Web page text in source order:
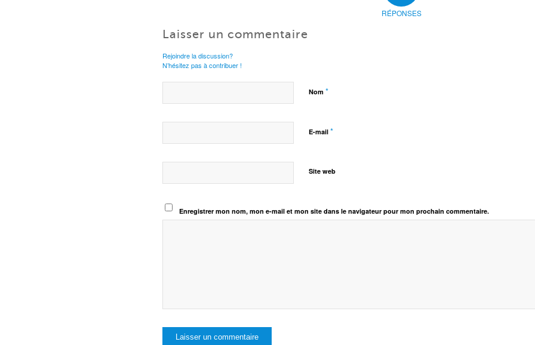
RÉPONSES
Laisser un commentaire
Rejoindre la discussion?
N’hésitez pas à contribuer !
Nom *
E-mail *
Site web
Enregistrer mon nom, mon e-mail et mon site dans le navigateur pour mon prochain commentaire.